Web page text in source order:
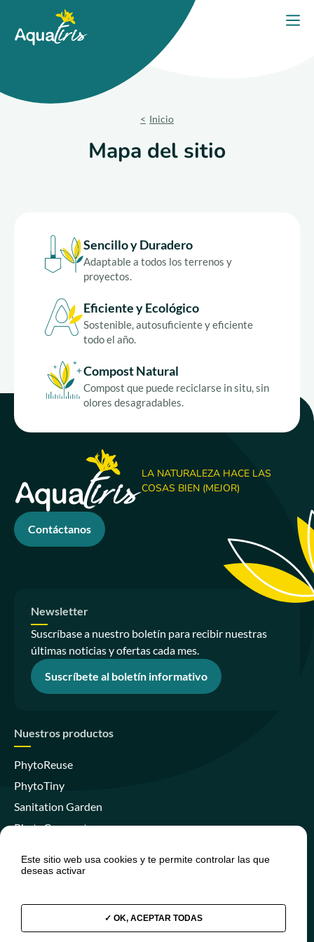
Únase a nosotros
Nuestros productos
Contáctanos
Inicio
Mapa del sitio
Sencillo y Duradero
Adaptable a todos los terrenos y
proyectos.
Eficiente y Ecológico
Sostenible, autosuficiente y eficiente
todo el año.
Compost Natural
Compost que puede reciclarse in situ, sin
olores desagradables.
LA NATURALEZA HACE LAS
COSAS BIEN (MEJOR)
Contáctanos
Newsletter
Suscríbase a nuestro boletín para recibir nuestras
últimas noticias y ofertas cada mes.
Suscríbete al boletín informativo
Nuestros productos
PhytoReuse
PhytoTiny
Sanitation Garden
PhytoCompact
Skywater Clear
Este sitio web usa cookies y te permite controlar las que
deseas activar
OK, ACEPTAR TODAS